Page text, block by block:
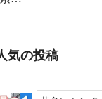
気の投稿